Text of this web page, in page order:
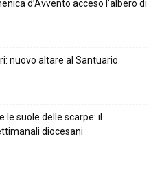
d’Avvento acceso l’albero di
nuovo altare al Santuario
le suole delle scarpe: il
diocesani